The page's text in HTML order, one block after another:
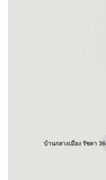
บ้านกลางเมือง รัชดา 36